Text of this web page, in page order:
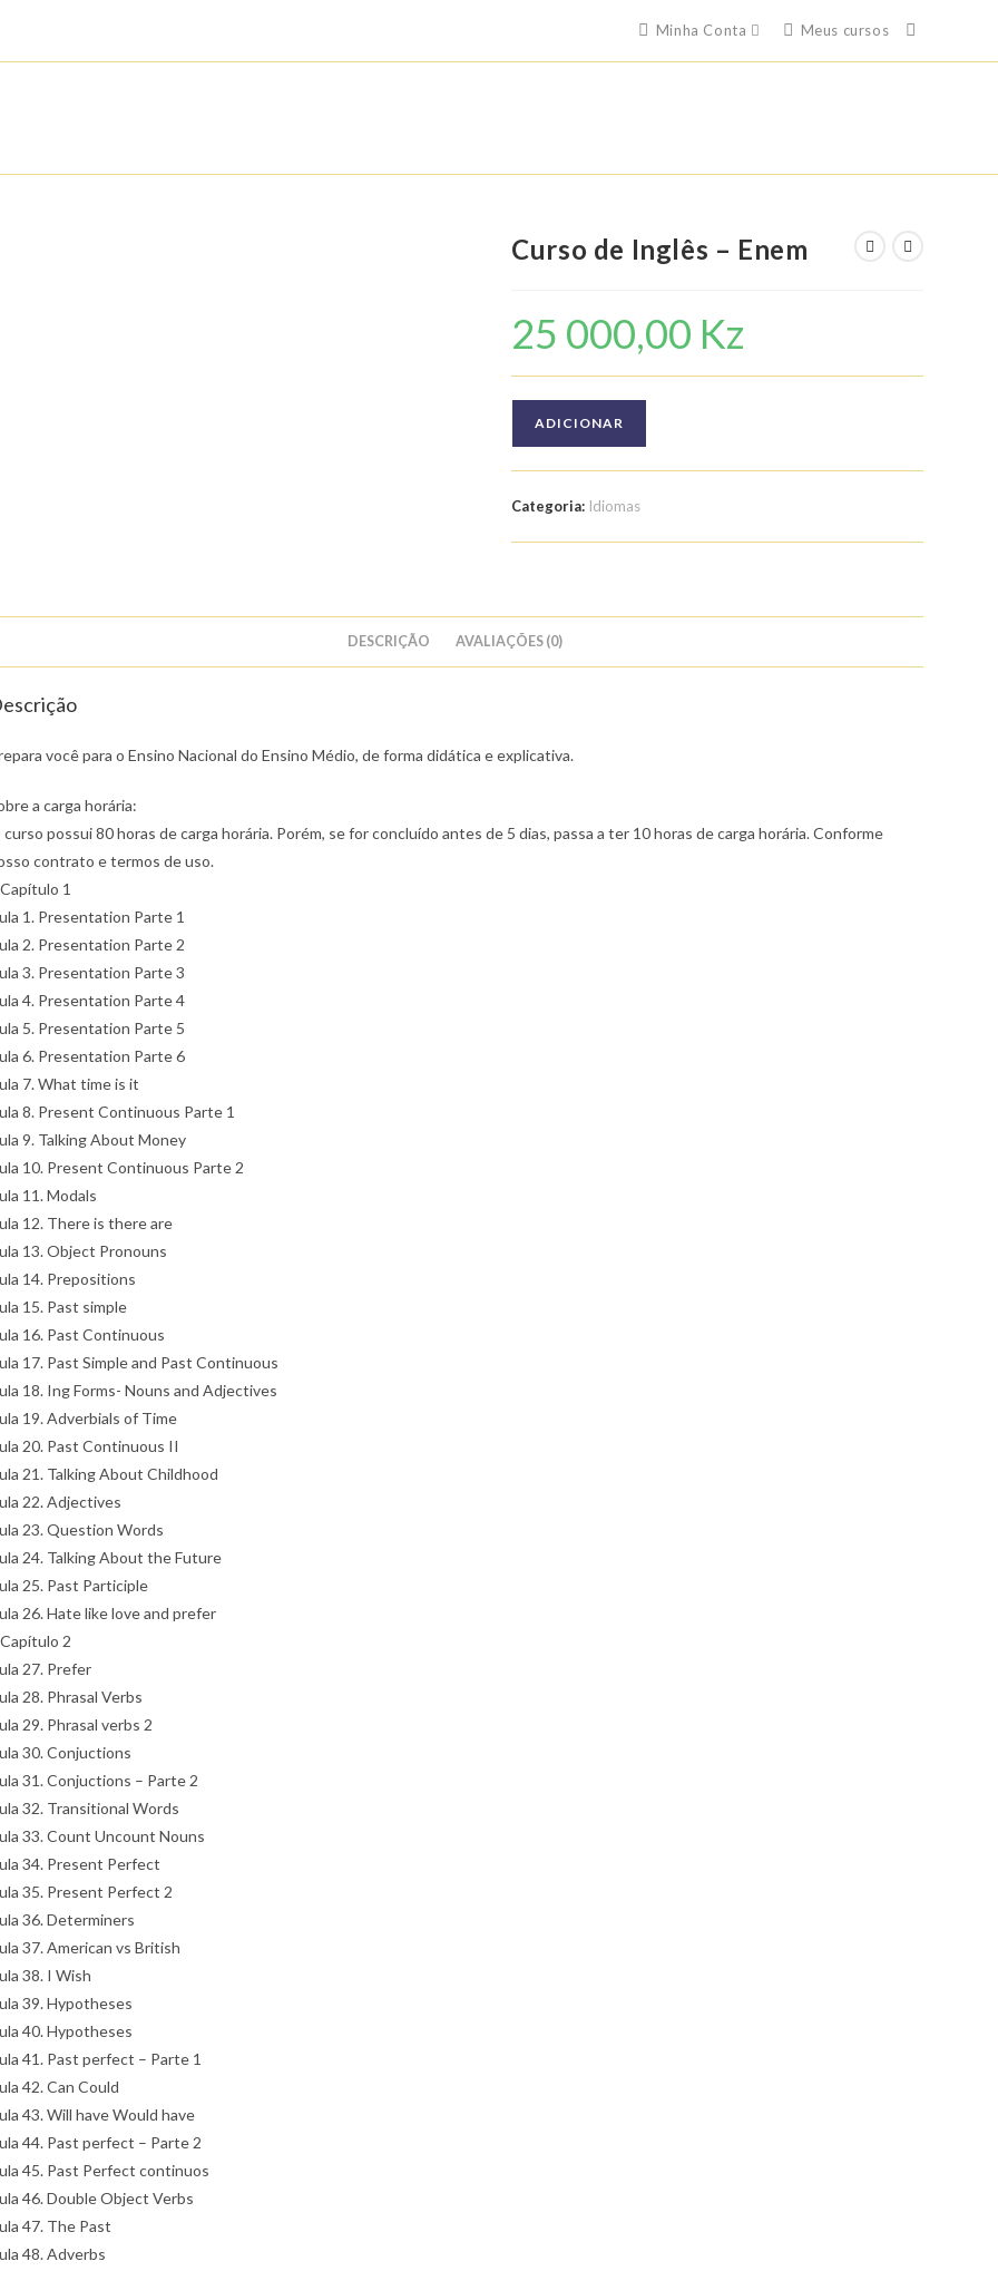
Minha Conta Meus cursos
Curso de Inglês – Enem
25 000,00 Kz
Curso
ADICIONAR
Categoria: Idiomas
DESCRIÇÃO AVALIAÇÕES (0)
você para o Ensino Nacional do Ensino Médio, de forma didática e explicativa.
a carga horária:
curso possui 80 horas de carga horária. Porém, se for concluído antes de 5 dias, passa a ter 10 horas de carga horária. Conforme
contrato e termos de uso.
1
1. Presentation Parte 1
2. Presentation Parte 2
3. Presentation Parte 3
4. Presentation Parte 4
5. Presentation Parte 5
6. Presentation Parte 6
7. What time is it
8. Present Continuous Parte 1
9. Talking About Money
10. Present Continuous Parte 2
11. Modals
12. There is there are
13. Object Pronouns
14. Prepositions
15. Past simple
16. Past Continuous
17. Past Simple and Past Continuous
18. Ing Forms- Nouns and Adjectives
19. Adverbials of Time
20. Past Continuous II
21. Talking About Childhood
22. Adjectives
23. Question Words
24. Talking About the Future
25. Past Participle
26. Hate like love and prefer
2
27. Prefer
28. Phrasal Verbs
29. Phrasal verbs 2
30. Conjuctions
31. Conjuctions – Parte 2
32. Transitional Words
33. Count Uncount Nouns
34. Present Perfect
35. Present Perfect 2
36. Determiners
37. American vs British
38. I Wish
39. Hypotheses
40. Hypotheses
41. Past perfect – Parte 1
42. Can Could
43. Will have Would have
44. Past perfect – Parte 2
45. Past Perfect continuos
46. Double Object Verbs
47. The Past
48. Adverbs